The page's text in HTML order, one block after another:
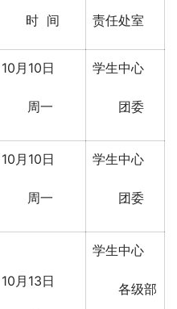
时 间 责任处室
10月10日
周一
学生中心
团委
10月10日
周一
学生中心
团委
10月13日
学生中心
各级部